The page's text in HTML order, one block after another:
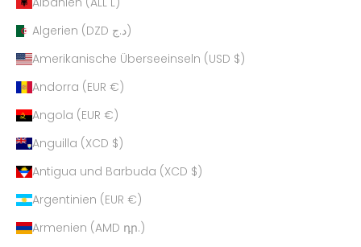
Algerien (DZD د.ج)
Amerikanische Überseeinseln (USD $)
Andorra (EUR €)
Angola (EUR €)
Anguilla (XCD $)
Antigua und Barbuda (XCD $)
Argentinien (EUR €)
Armenien (AMD դր.)